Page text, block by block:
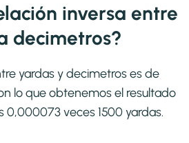
inversa entre
decimetros?
yardas y decimetros es de
lo que obtenemos el resultado
0,000073 veces 1500 yardas.